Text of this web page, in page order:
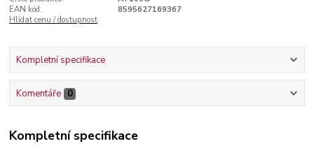
EAN kód:
8595627169367
Hlídat cenu / dostupnost
Kompletní specifikace
Komentáře 0
Kompletní specifikace